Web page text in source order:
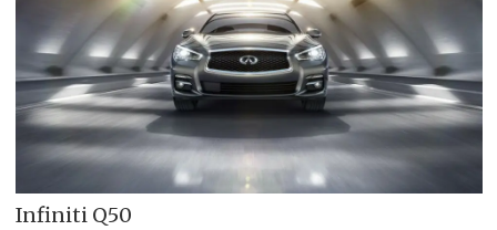
Infiniti Q50